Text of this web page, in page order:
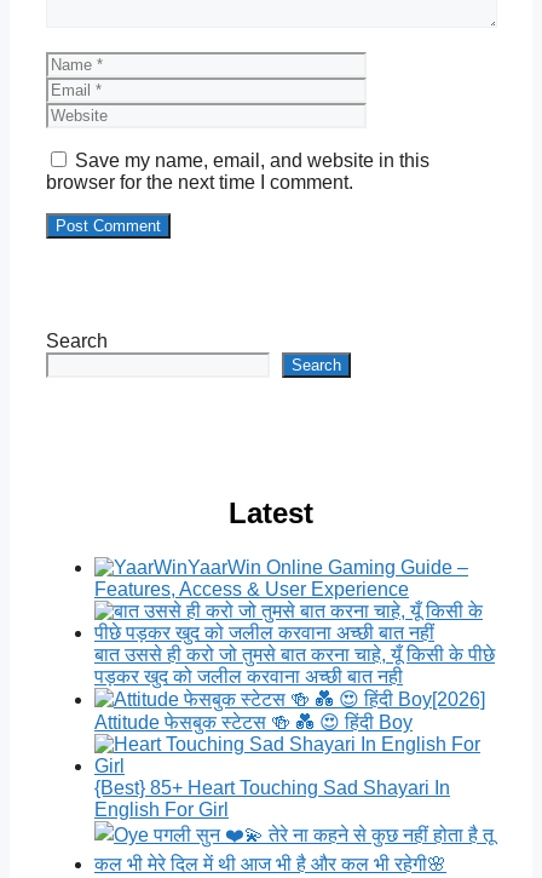
Name
Save my name, email, and website in this
browser for the next time I comment.
Search
Search
Latest
YaarWin Online Gaming Guide –
Features, Access & User Experience
बात उससे ही करो जो तुमसे बात करना चाहे, यूँ किसी के पीछे
पड़कर खुद को जलील करवाना अच्छी बात नही
[2026]
Attitude फेसबुक स्टेटस 🍻 💑 😍 हिंदी Boy
{Best} 85+ Heart Touching Sad Shayari In
English For Girl